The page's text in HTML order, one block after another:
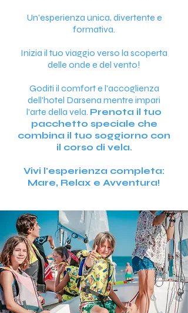
Un'esperienza unica, divertente e
formativa.
Inizia il tuo viaggio verso la scoperta
delle onde e del vento!
Goditi il comfort e l'accoglienza
dell'hotel Darsena mentre impari
l'arte della vela. Prenota il tuo
pacchetto speciale che
combina il tuo soggiorno con
il corso di vela.
Vivi l'esperienza completa:
Mare, Relax e Avventura!